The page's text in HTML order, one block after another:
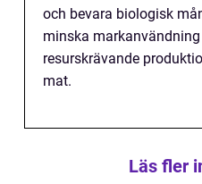
och bevara biologisk
minska
resurskrävande
mat.
Läs fler